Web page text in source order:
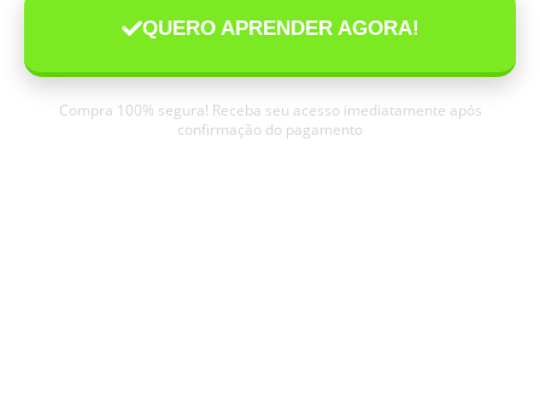
QUERO APRENDER AGORA!
Compra 100% segura! Receba seu acesso imediatamente após
confirmação do pagamento